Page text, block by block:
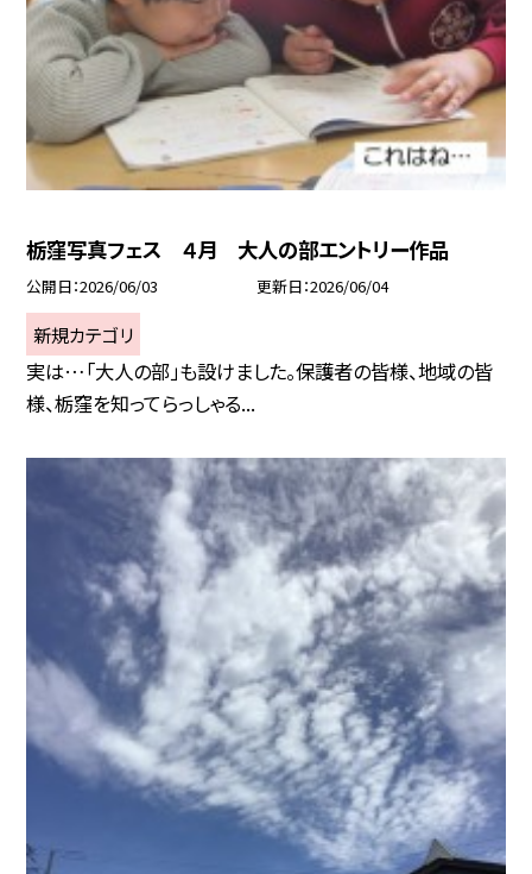
栃窪写真フェス ４月 大人の部エントリー作品
公開日 2026/06/03 更新日 2026/06/04
新規カテゴリ
実は…「大人の部」も設けました。保護者の皆様、地域の皆
様、栃窪を知ってらっしゃる...